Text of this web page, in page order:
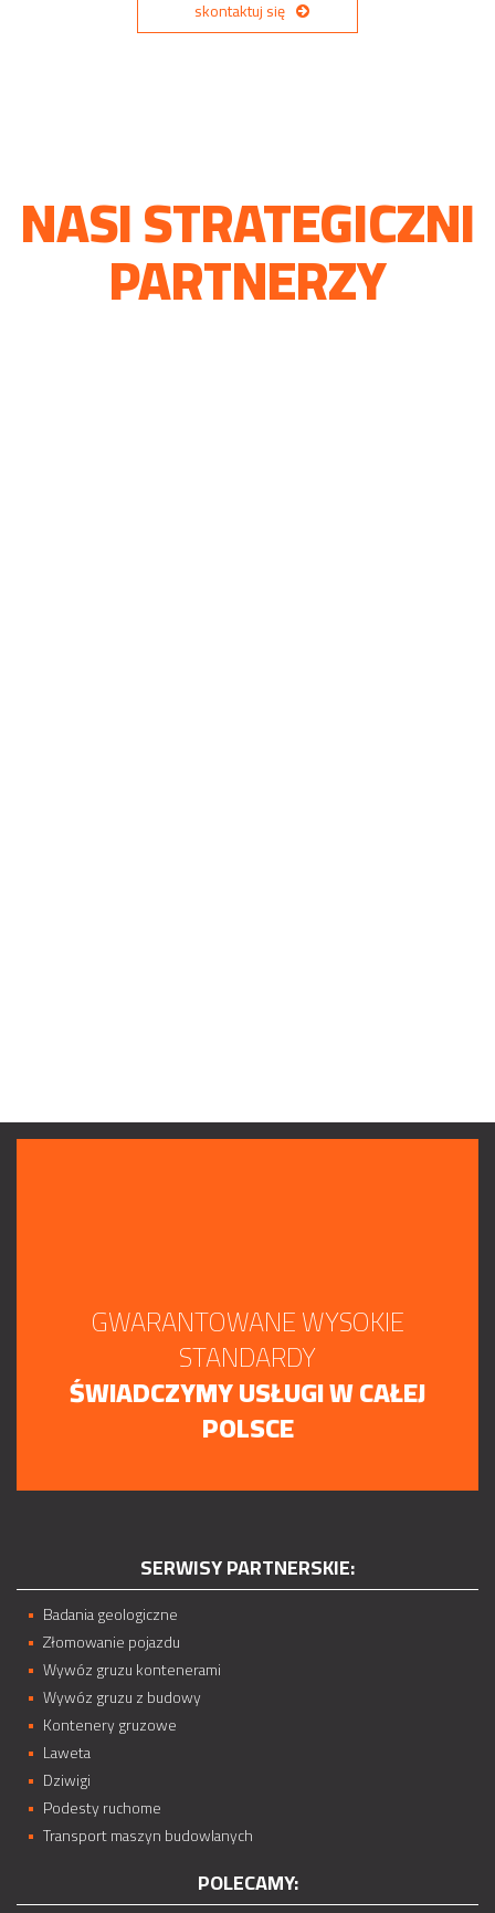
skontaktuj się
NASI STRATEGICZNI
PARTNERZY
GWARANTOWANE WYSOKIE
STANDARDY
ŚWIADCZYMY USŁUGI W CAŁEJ
POLSCE
SERWISY PARTNERSKIE:
Badania geologiczne
Złomowanie pojazdu
Wywóz gruzu kontenerami
Wywóz gruzu z budowy
Kontenery gruzowe
Laweta
Dziwigi
Podesty ruchome
Transport maszyn budowlanych
POLECAMY: